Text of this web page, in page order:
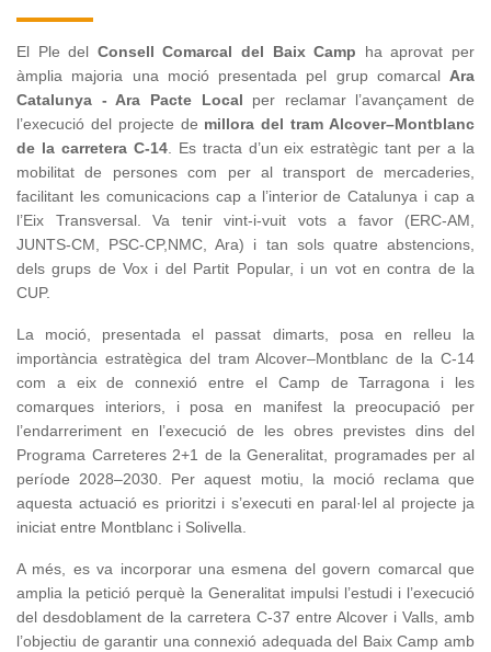
El Ple del Consell Comarcal del Baix Camp ha aprovat per
àmplia majoria una moció presentada pel grup comarcal Ara
Catalunya - Ara Pacte Local per reclamar l’avançament de
l’execució del projecte de millora del tram Alcover–Montblanc
de la carretera C-14. Es tracta d’un eix estratègic tant per a la
mobilitat de persones com per al transport de mercaderies,
facilitant les comunicacions cap a l’interior de Catalunya i cap a
l’Eix Transversal. Va tenir vint-i-vuit vots a favor (ERC-AM,
JUNTS-CM, PSC-CP,NMC, Ara) i tan sols quatre abstencions,
dels grups de Vox i del Partit Popular, i un vot en contra de la
CUP.
La moció, presentada el passat dimarts, posa en relleu la
importància estratègica del tram Alcover–Montblanc de la C-14
com a eix de connexió entre el Camp de Tarragona i les
comarques interiors, i posa en manifest la preocupació per
l’endarreriment en l’execució de les obres previstes dins del
Programa Carreteres 2+1 de la Generalitat, programades per al
període 2028–2030. Per aquest motiu, la moció reclama que
aquesta actuació es prioritzi i s’executi en paral·lel al projecte ja
iniciat entre Montblanc i Solivella.
A més, es va incorporar una esmena del govern comarcal que
amplia la petició perquè la Generalitat impulsi l’estudi i l’execució
del desdoblament de la carretera C-37 entre Alcover i Valls, amb
l’objectiu de garantir una connexió adequada del Baix Camp amb